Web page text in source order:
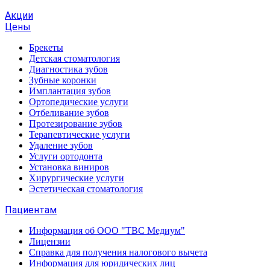
Акции
Цены
Брекеты
Детская стоматология
Диагностика зубов
Зубные коронки
Имплантация зубов
Ортопедические услуги
Отбеливание зубов
Протезирование зубов
Терапевтические услуги
Удаление зубов
Услуги ортодонта
Установка виниров
Хирургические услуги
Эстетическая стоматология
Пациентам
Информация об ООО "ТВС Медиум"
Лицензии
Справка для получения налогового вычета
Информация для юридических лиц